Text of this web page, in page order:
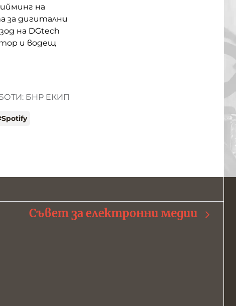
на
за дигитални
на DGtech
и водещ
БНР ЕКИП
Spotify
Съвет за електронни медии